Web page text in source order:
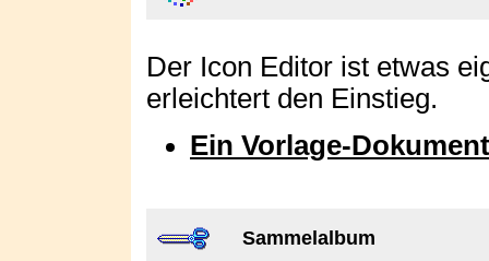
Der Icon Editor ist etwas
erleichtert den Einstieg.
Ein Vorlage-Dokument
Sammelalbum